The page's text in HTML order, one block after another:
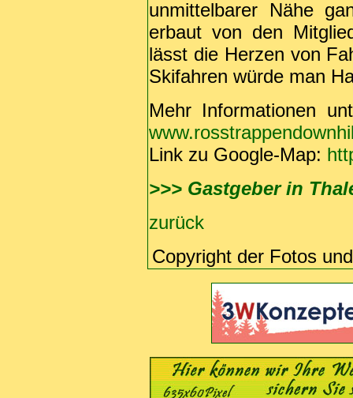
unmittelbarer Nähe
erbaut von den
lässt die Herzen von
Skifahren würde man
Mehr Informationen
Link zu Google-Map:
>>> Gastgeber in
zurück
Copyright der Fotos